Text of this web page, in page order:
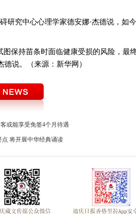
究中心心理学家德安娜·杰德说，如
保持苗条时面临健康受损的风险，最
说。（来源：新华网）
或能享受免签4个月待遇
将开展中华经典诵读